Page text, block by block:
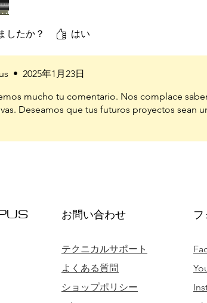
したか？ はい
• 2025年1月23日
mucho tu comentario. Nos complace
Deseamos que tus futuros proyectos sean
お問い合わせ
テクニカルサポート
よくある質問
ショップポリシー